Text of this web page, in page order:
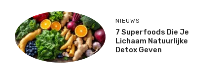
NIEUWS
7 Superfoods Die Je
Lichaam Natuurlijke
Detox Geven